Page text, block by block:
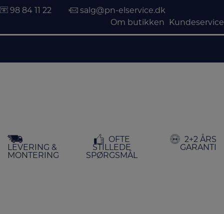
indholdet
98 84 11 22
salg@pn-elservice.dk
Om butikken
Kundeservice
LEVERING &
MONTERING
OFTE
STILLEDE
SPØRGSMÅL
2+2 ÅRS
GARANTI